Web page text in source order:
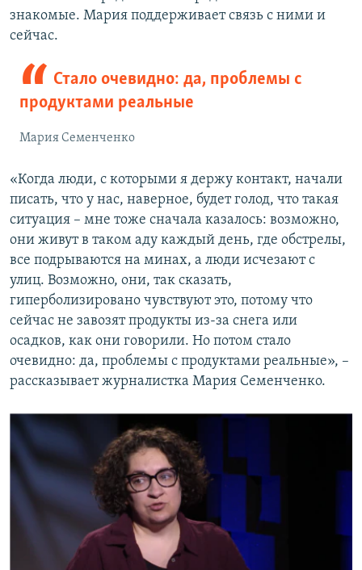
знакомые. Мария поддерживает связь с ними и
сейчас.
Стало очевидно: да, проблемы с
продуктами реальные
Мария Семенченко
«Когда люди, с которыми я держу контакт, начали
писать, что у нас, наверное, будет голод, что такая
ситуация – мне тоже сначала казалось: возможно,
они живут в таком аду каждый день, где обстрелы,
все подрываются на минах, а люди исчезают с
улиц. Возможно, они, так сказать,
гиперболизировано чувствуют это, потому что
сейчас не завозят продукты из-за снега или
осадков, как они говорили. Но потом стало
очевидно: да, проблемы с продуктами реальные», –
рассказывает журналистка Мария Семенченко.